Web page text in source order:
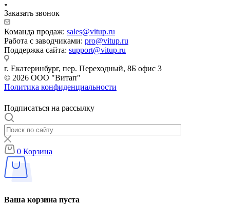
Заказать звонок
Команда продаж: sales@vitup.ru
Работа с заводчиками: pro@vitup.ru
Поддержка сайта: support@vitup.ru
г. Екатеринбург, пер. Переходный, 8Б офис 3
© 2026 ООО "Витап"
Политика конфиденциальности
Подписаться на рассылку
0 Корзина
Ваша корзина пуста